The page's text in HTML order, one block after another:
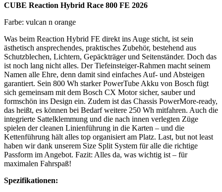
CUBE Reaction Hybrid Race 800 FE 2026
Farbe: vulcan n orange
Was beim Reaction Hybrid FE direkt ins Auge sticht, ist sein
ästhetisch ansprechendes, praktisches Zubehör, bestehend aus
Schutzblechen, Lichtern, Gepäckträger und Seitenständer. Doch das
ist noch lang nicht alles. Der Tiefeinsteiger-Rahmen macht seinem
Namen alle Ehre, denn damit sind einfaches Auf- und Absteigen
garantiert. Sein 800 Wh starker PowerTube Akku von Bosch fügt
sich gemeinsam mit dem Bosch CX Motor sicher, sauber und
formschön ins Design ein. Zudem ist das Chassis PowerMore-ready,
das heißt, es können bei Bedarf weitere 250 Wh mitfahren. Auch die
integrierte Sattelklemmung und die nach innen verlegten Züge
spielen der cleanen Linienführung in die Karten – und die
Kettenführung hält alles top organisiert am Platz. Last, but not least
haben wir dank unserem Size Split System für alle die richtige
Passform im Angebot. Fazit: Alles da, was wichtig ist – für
maximalen Fahrspaß!
Spezifikationen: